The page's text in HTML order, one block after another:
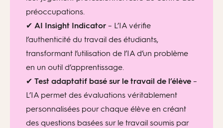
préoccupations.
✔ AI Insight Indicator – L’IA vérifie
l’authenticité du travail des étudiants,
transformant l’utilisation de l’IA d’un problème
en un outil d’apprentissage.
✔ Test adaptatif basé sur le travail de l’élève –
L’IA permet des évaluations véritablement
personnalisées pour chaque élève en créant
des questions basées sur le travail soumis par